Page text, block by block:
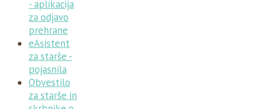
- aplikacija
za odjavo
prehrane
eAsistent
za starše -
pojasnila
Obvestilo
za starše in